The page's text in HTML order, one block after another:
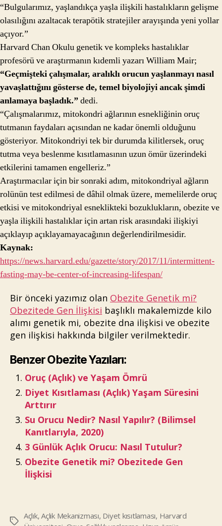
“Bulgularımız, yaşlandıkça yaşla ilişkili hastalıkların gelişme
olasılığını azaltacak terapötik stratejiler arayışında yeni yollar
açıyor.”
Harvard Chan Okulu genetik ve kompleks hastalıklar
profesörü ve araştırmanın kıdemli yazarı William Mair;
“Geçmişteki çalışmalar, aralıklı orucun yaşlanmayı nasıl
yavaşlattığını gösterse de, temel biyolojiyi ancak şimdi
anlamaya başladık.”dedi.
“Çalışmalarımız, mitokondri ağlarının esnekliğinin oruç
tutmanın faydaları açısından ne kadar önemli olduğunu
gösteriyor. Mitokondriyi tek bir durumda kilitlersek, oruç
tutma veya beslenme kısıtlamasının uzun ömür üzerindeki
etkilerini tamamen engelleriz.”
Araştırmacılar için bir sonraki adım, mitokondriyal ağların
rolünün test edilmesi de dâhil olmak üzere, memelilerde oruç
etkisi ve mitokondriyal esneklikteki bozuklukların, obezite ve
yaşla ilişkili hastalıklar için artan risk arasındaki ilişkiyi
açıklayıp açıklayamayacağının değerlendirilmesidir.
Kaynak:
https://news.harvard.edu/gazette/story/2017/11/intermittent-
fasting-may-be-center-of-increasing-lifespan/
Bir önceki yazımız olan Obezite Genetik mi?
Obezitede Gen İlişkisi başlıklı makalemizde kilo
alımı genetik mi, obezite dna ilişkisi ve obezite
gen ilişkisi hakkında bilgiler verilmektedir.
Benzer Obezite Yazıları:
Oruç (Açlık) ve Yaşam Ömrü
Diyet Kısıtlaması (Açlık) Yaşam Süresini
Arttırır
Su Orucu Nedir? Nasıl Yapılır? (Bilimsel
Kanıtlarıyla, 2020)
3 Günlük Açlık Orucu: Nasıl Tutulur?
Obezite Genetik mi? Obezitede Gen
İlişkisi
Etiketler
Açlık,Açlık Mekanizması, Diyet kısıtlaması, Harvard